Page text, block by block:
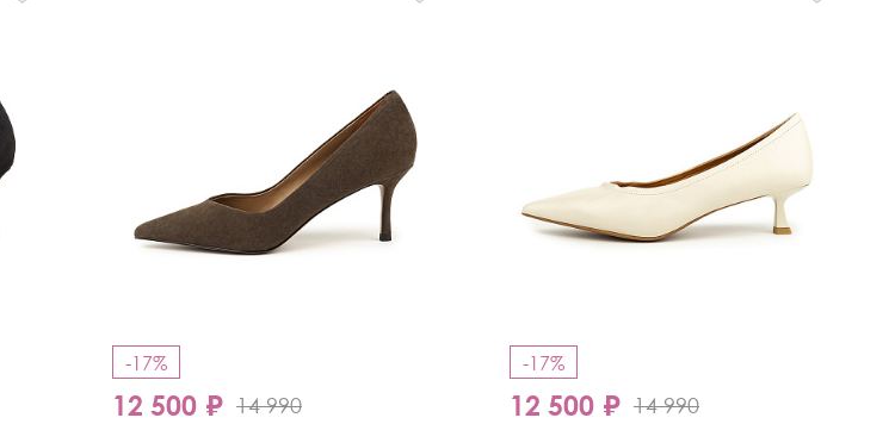
-17%
12 500 ₽ 14 990
-17%
12 500 ₽ 14 990